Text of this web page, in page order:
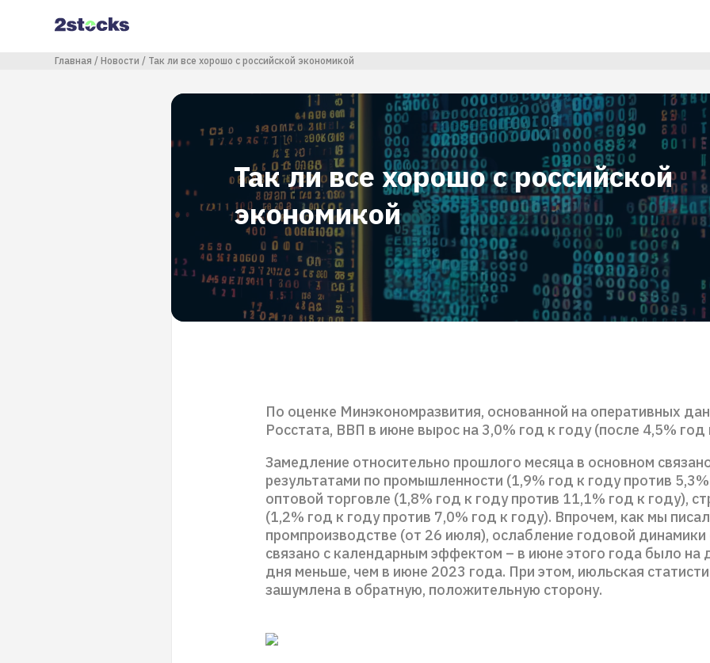
содержанию
Строка навигации
Главная Новости Так ли все хорошо с российской экономикой
Так ли все хорошо с российской
экономикой
По оценке Минэкономразвития, основанной на оперативных
Росстата, ВВП в июне вырос на 3,0% год к году (после 4,5% год
Замедление относительно прошлого месяца в основном
результатами по промышленности (1,9% год к году против
оптовой торговле (1,8% год к году против 11,1% год к году),
(1,2% год к году против 7,0% год к году). Впрочем, как мы
промпроизводстве (от 26 июля), ослабление годовой динамики
связано с календарным эффектом – в июне этого года было на
дня меньше, чем в июне 2023 года. При этом, июльская
зашумлена в обратную, положительную сторону.